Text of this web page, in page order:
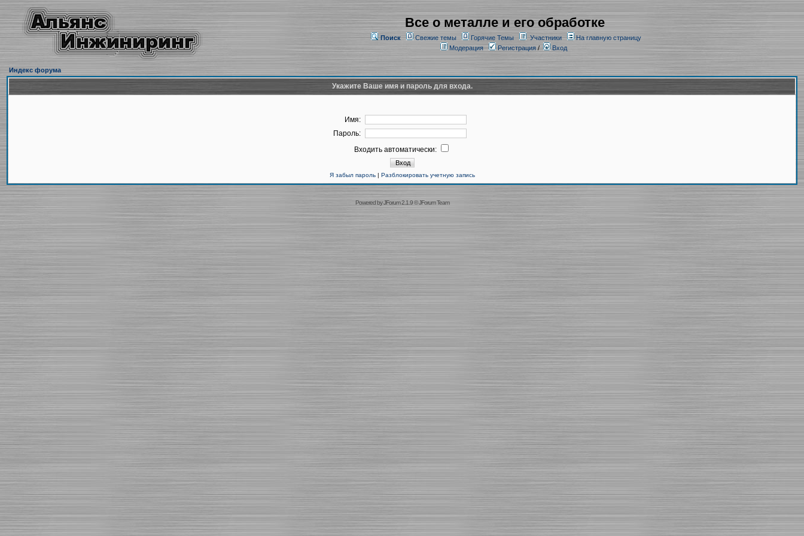
Все о металле и его обработке
Поиск Свежие темы Горячие Темы Участники
На главную страницу
Модерация
Регистрация/ Вход
Индекс форума
Укажите Ваше имя и пароль для входа.
Имя:
Пароль:
Входить автоматически:
Я забыл пароль| Разблокировать учетную запись
Powered byJForum 2.1.9©JForum Team